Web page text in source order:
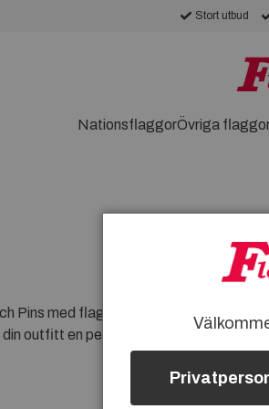
Stort utbud
NationsflaggorÖvriga
Pins med flaggor. Upptäck vår samling
outfitt en personlig touch och visa ditt